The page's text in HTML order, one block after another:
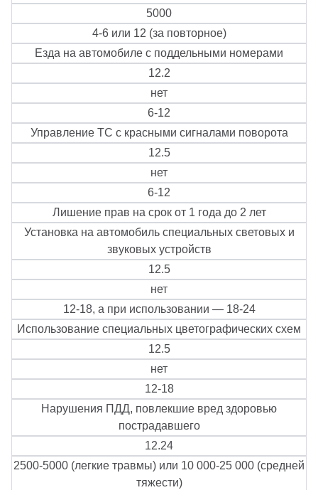
5000
4-6 или 12 (за повторное)
Езда на автомобиле с поддельными номерами
12.2
нет
6-12
Управление ТС с красными сигналами поворота
12.5
нет
6-12
Лишение прав на срок от 1 года до 2 лет
Установка на автомобиль специальных световых и
звуковых устройств
12.5
нет
12-18, а при использовании — 18-24
Использование специальных цветографических схем
12.5
нет
12-18
Нарушения ПДД, повлекшие вред здоровью
пострадавшего
12.24
2500-5000 (легкие травмы) или 10 000-25 000 (средней
тяжести)